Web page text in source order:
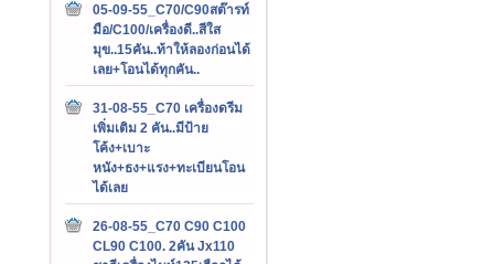
05-09-55_C70/C90สต๊ารท์
มือ/C100/เครื่องดี..สีใส
มุข..15คัน..ท้าให้ลองก่อนได้
เลย+โอนได้ทุกคัน..
31-08-55_C70 เครื่องดรีม
เพิ่มเติม 2 คัน..มีป้าย
โค้ง+เบาะ
หนัง+ธง+แรง+ทะเบียนโอน
ได้เลย
26-08-55_C70 C90 C100
CL90 C100. 2คัน Jx110